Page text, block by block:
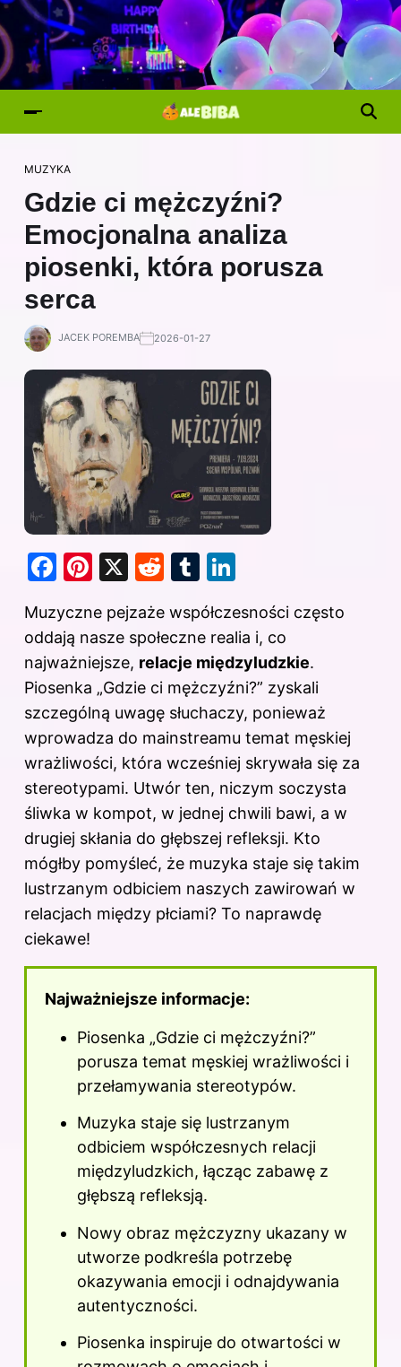
MUZYKA
Gdzie ci mężczyźni?
Emocjonalna analiza
piosenki, która porusza
serca
JACEK POREMBA 2026-01-27
F
c
e
b
o
o
k
Pi
er
e
st
X
R
d
di
t
T
u
m
bl
r
k
e
dI
n
Muzyczne pejzaże współczesności często
oddają nasze społeczne realia i, co
najważniejsze, relacje międzyludzkie.
Piosenka „Gdzie ci mężczyźni?” zyskali
szczególną uwagę słuchaczy, ponieważ
wprowadza do mainstreamu temat męskiej
wrażliwości, która wcześniej skrywała się za
stereotypami. Utwór ten, niczym soczysta
śliwka w kompot, w jednej chwili bawi, a w
drugiej skłania do głębszej refleksji. Kto
mógłby pomyśleć, że muzyka staje się takim
lustrzanym odbiciem naszych zawirowań w
relacjach między płciami? To naprawdę
ciekawe!
Najważniejsze informacje:
Piosenka „Gdzie ci mężczyźni?”
porusza temat męskiej wrażliwości i
przełamywania stereotypów.
Muzyka staje się lustrzanym
odbiciem współczesnych relacji
międzyludzkich, łącząc zabawę z
głębszą refleksją.
Nowy obraz mężczyzny ukazany w
utworze podkreśla potrzebę
okazywania emocji i odnajdywania
autentyczności.
Piosenka inspiruje do otwartości w